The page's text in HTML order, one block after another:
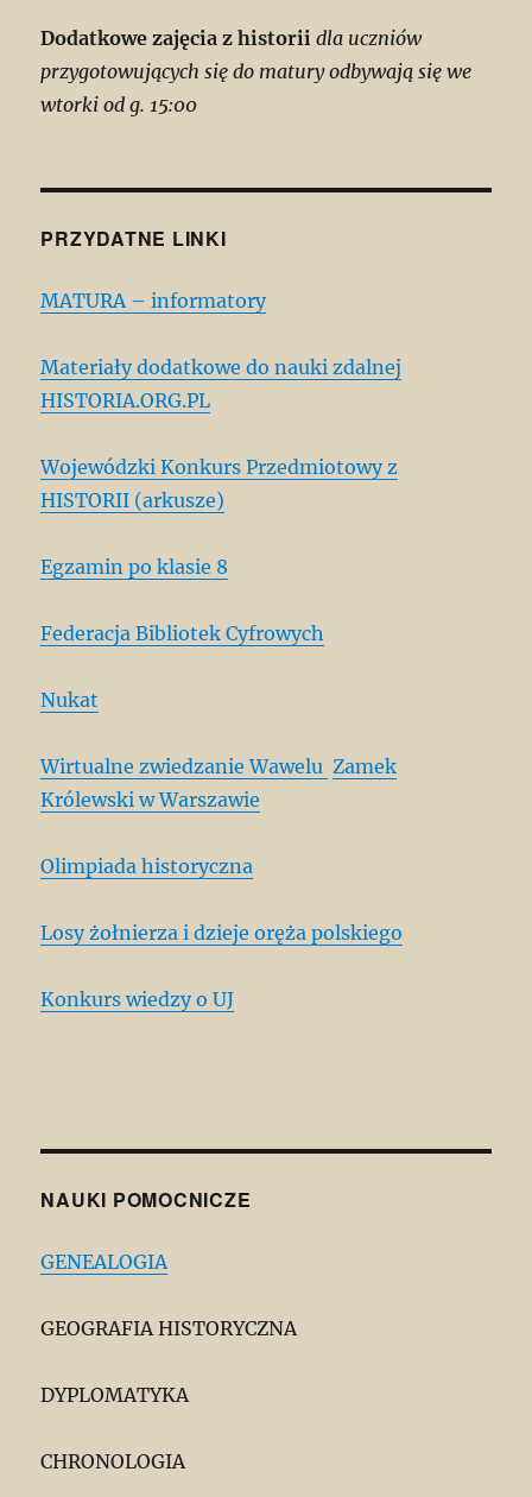
Dodatkowe zajęcia z historii dla uczniów
przygotowujących się do matury odbywają się we
wtorki od g. 15:00
PRZYDATNE LINKI
MATURA – informatory
Materiały dodatkowe do nauki zdalnej
HISTORIA.ORG.PL
Wojewódzki Konkurs Przedmiotowy z
HISTORII (arkusze)
Egzamin po klasie 8
Federacja Bibliotek Cyfrowych
Nukat
Wirtualne zwiedzanie Wawelu Zamek
Królewski w Warszawie
Olimpiada historyczna
Losy żołnierza i dzieje oręża polskiego
Konkurs wiedzy o UJ
NAUKI POMOCNICZE
GENEALOGIA
GEOGRAFIA HISTORYCZNA
DYPLOMATYKA
CHRONOLOGIA